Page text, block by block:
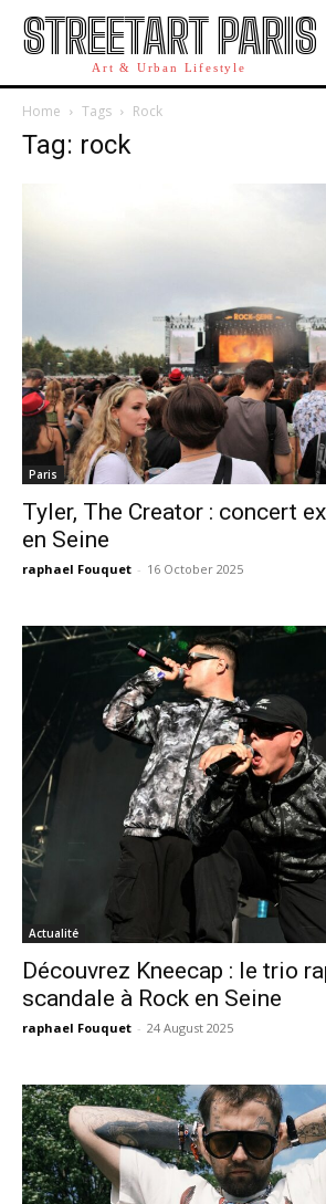
STREETART PARIS
Art & Urban Lifestyle
Home Tags Rock
Tag: rock
Paris
Tyler, The Creator : concert
en Seine
raphael Fouquet - 16 October 2025
Actualité
Découvrez Kneecap : le trio
scandale à Rock en Seine
raphael Fouquet - 24 August 2025